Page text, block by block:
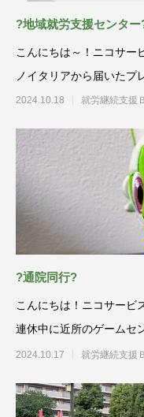
?地域就労支援センター
こんにちは～！ニコサー
ノイタリアから届いたプ
2024.10.18 就労継続支援
?通院同行?
こんにちは！ニコサービ
連休中に近所のゲームセ
ゃん?
2024.10.17 就労継続支援